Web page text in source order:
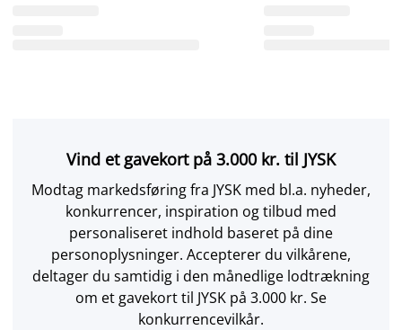
Vind et gavekort på 3.000 kr. til JYSK
Modtag markedsføring fra JYSK med bl.a. nyheder,
konkurrencer, inspiration og tilbud med
personaliseret indhold baseret på dine
personoplysninger. Accepterer du vilkårene,
deltager du samtidig i den månedlige lodtrækning
om et gavekort til JYSK på 3.000 kr. Se
konkurrencevilkår.